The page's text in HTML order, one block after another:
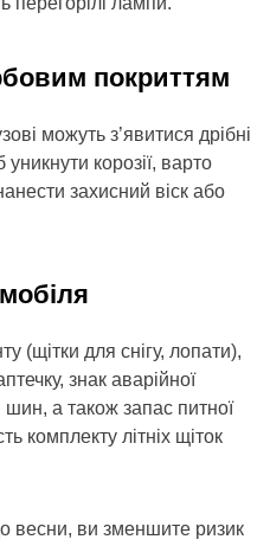
покриттям
можуть з’явитися дрібні
корозії, варто
захисний віск або
(щітки для снігу, лопати),
знак аварійної
шин, а також запас питної
комплекту літніх щіток
весни, ви зменшите ризик